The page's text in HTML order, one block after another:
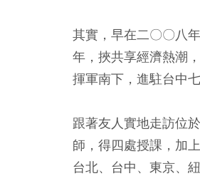
其實，早在二〇〇八
年，挾共享經濟熱潮
揮軍南下，進駐台中
跟著友人實地走訪位
師，得四處授課，加
台北、台中、東京、